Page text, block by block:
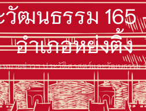
ฒนธรรม
อำเภอหย่งติ้ง
หมายข่าวฯ ประวัติศาสตร์และวัฒนธรรม